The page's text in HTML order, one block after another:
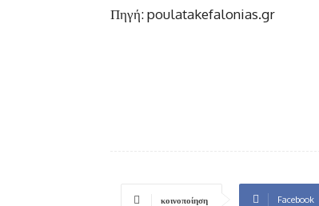
Πηγή: poulatakefalonias.gr
κοινοποίηση Facebook